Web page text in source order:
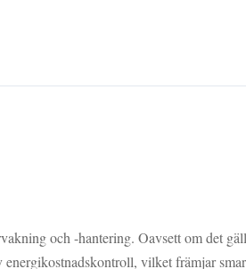
och -hantering. Oavsett om det
vilket främjar